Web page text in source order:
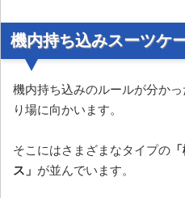
機内持ち込みスーツケ
機内持ち込みのルールが分か
り場に向かいます。
そこにはさまざまなタイプの「
ス」 が並んでいます。